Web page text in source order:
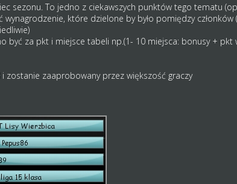
sezonu. To jedno z ciekawszych punktów tego tematu
wynagrodzenie, które dzielone by było pomiędzy
być za pkt i miejsce tabeli np.(1- 10 miejsca: bonusy +
zostanie zaaprobowany przez większość graczy